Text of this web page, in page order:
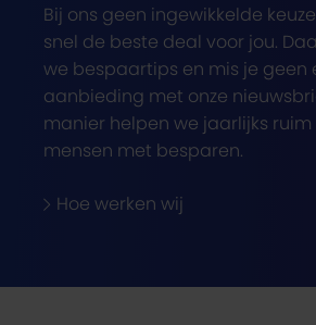
Bij ons geen ingewikkelde
snel de beste deal voor jou.
we bespaartips en mis je geen
aanbieding met onze
manier helpen we jaarlijks ruim
mensen met besparen.
Hoe werken wij